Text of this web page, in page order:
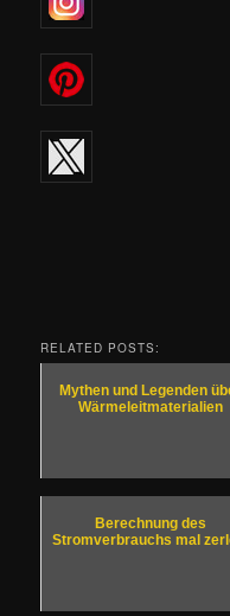
RELATED POSTS:
Mythen und Legenden
Wärmeleitmaterialien
Berechnung des
Stromverbrauchs mal